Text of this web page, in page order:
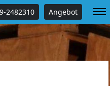
2482310 Angebot